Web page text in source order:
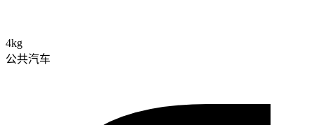
4kg
公共汽车